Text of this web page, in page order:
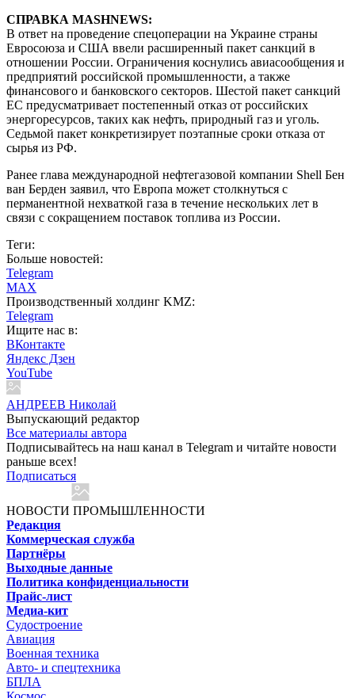
СПРАВКА MASHNEWS:
В ответ на проведение спецоперации на Украине страны
Евросоюза и США ввели расширенный пакет санкций в
отношении России. Ограничения коснулись авиасообщения и
предприятий российской промышленности, а также
финансового и банковского секторов. Шестой пакет санкций
ЕС предусматривает постепенный отказ от российских
энергоресурсов, таких как нефть, природный газ и уголь.
Седьмой пакет конкретизирует поэтапные сроки отказа от
сырья из РФ.
Ранее глава международной нефтегазовой компании Shell Бен
ван Берден заявил, что Европа может столкнуться с
перманентной нехваткой газа в течение нескольких лет в
связи с сокращением поставок топлива из России.
Теги:
Больше новостей:
Telegram
MAX
Производственный холдинг KMZ:
Telegram
Ищите нас в:
ВКонтакте
Яндекс Дзен
YouTube
АНДРЕЕВ Николай
Выпускающий редактор
Все материалы автора
Подписывайтесь на наш канал в Telegram и читайте новости
раньше всех!
Подписаться
НОВОСТИ ПРОМЫШЛЕННОСТИ
Редакция
Коммерческая служба
Партнёры
Выходные данные
Политика конфиденциальности
Прайс-лист
Медиа-кит
Судостроение
Авиация
Военная техника
Авто- и спецтехника
БПЛА